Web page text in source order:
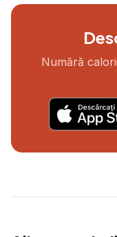
Numără